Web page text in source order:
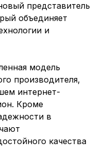
представитель
объединяет
и
модель
производителя,
интернет-
Кроме
в
качества